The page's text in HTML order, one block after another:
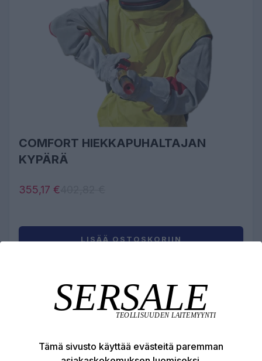
COMFORT HIEKKAPUHALTAJAN
KYPÄRÄ
355,17 €
LISÄÄ OSTOSKORIIN
Tämä sivusto käyttää evästeitä paremman